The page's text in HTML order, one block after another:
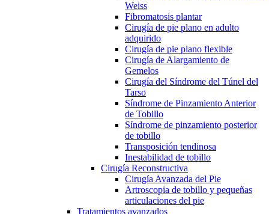
Weiss
Fibromatosis plantar
Cirugía de pie plano en adulto
adquirido
Cirugía de pie plano flexible
Cirugía de Alargamiento de
Gemelos
Cirugía del Síndrome del Túnel del
Tarso
Síndrome de Pinzamiento Anterior
de Tobillo
Síndrome de pinzamiento posterior
de tobillo
Transposición tendinosa
Inestabilidad de tobillo
Cirugía Reconstructiva
Cirugía Avanzada del Pie
Artroscopia de tobillo y pequeñas
articulaciones del pie
Tratamientos avanzados